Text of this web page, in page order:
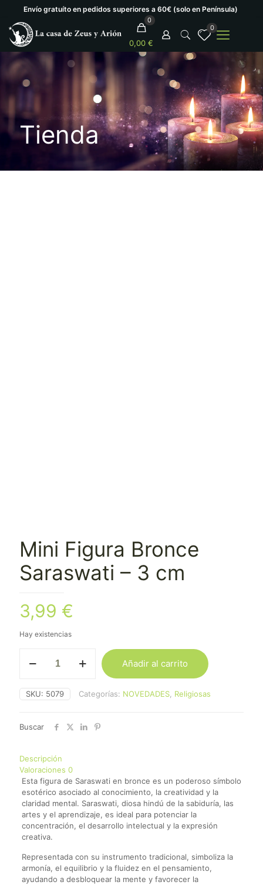
Envío gratuíto en pedidos superiores a 60€ (solo en Península)
0
0,00 €
0
Tienda
Mini Figura Bronce
Saraswati – 3 cm
3,99 €
Hay existencias
Figura
Saraswati
-
cantidad
Añadir al carrito
SKU: 5079 Categorías: NOVEDADES Religiosas
Buscar
Descripción
Valoraciones 0
Esta figura de Saraswati en bronce es un poderoso símbolo
esotérico asociado al conocimiento, la creatividad y la
claridad mental. Saraswati, diosa hindú de la sabiduría, las
artes y el aprendizaje, es ideal para potenciar la
concentración, el desarrollo intelectual y la expresión
creativa.
Representada con su instrumento tradicional, simboliza la
armonía, el equilibrio y la fluidez en el pensamiento,
ayudando a desbloquear la mente y favorecer la